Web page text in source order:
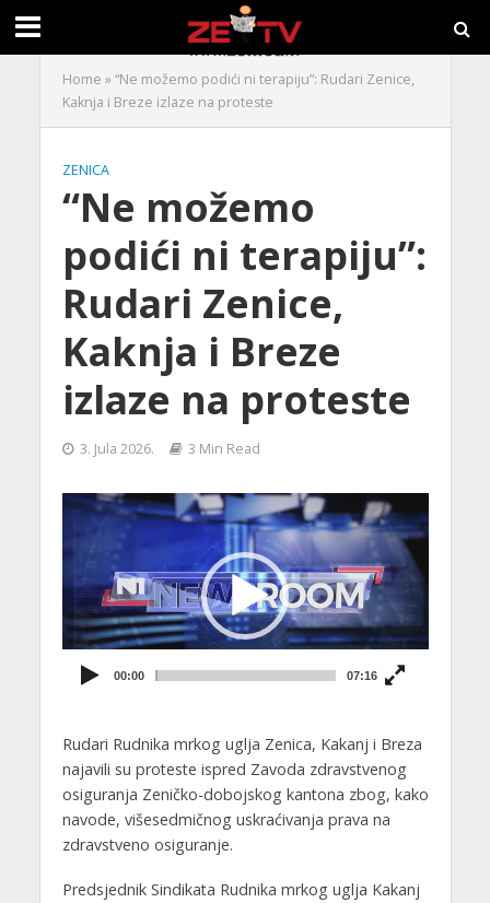
Home »“Ne možemo podići ni terapiju”: Rudari Zenice,
Kaknja i Breze izlaze na proteste
ZENICA
“Ne možemo
podići ni terapiju”:
Rudari Zenice,
Kaknja i Breze
izlaze na proteste
3. Jula 2026. 3 Min Read
Video
Player
00:00 07:16
Rudari Rudnika mrkog uglja Zenica, Kakanj i Breza
najavili su proteste ispred Zavoda zdravstvenog
osiguranja Zeničko-dobojskog kantona zbog, kako
navode, višesedmičnog uskraćivanja prava na
zdravstveno osiguranje.
Predsjednik Sindikata Rudnika mrkog uglja Kakanj